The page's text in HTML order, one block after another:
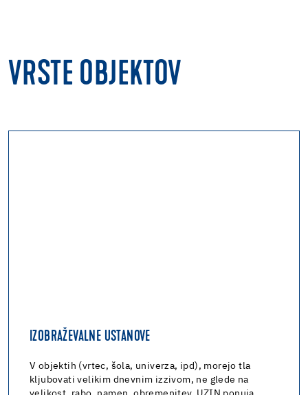
VRSTE OBJEKTOV
IZOBRAŽEVALNE USTANOVE
V objektih (vrtec, šola, univerza, ipd), morejo tla
kljubovati velikim dnevnim izzivom, ne glede na